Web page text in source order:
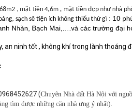
, mặt tiền 4,6m , mặt tiền đẹp như nhà
sạch sẽ tiện ích không thiếu thứ gì : 10
Nhàn, Bạch Mai,….và các trường đại
an ninh tốt , không khí trong lành thoáng
(Chuyên Nhà đất Hà Nội với
tìm được những căn nhà ưng ý nhất).